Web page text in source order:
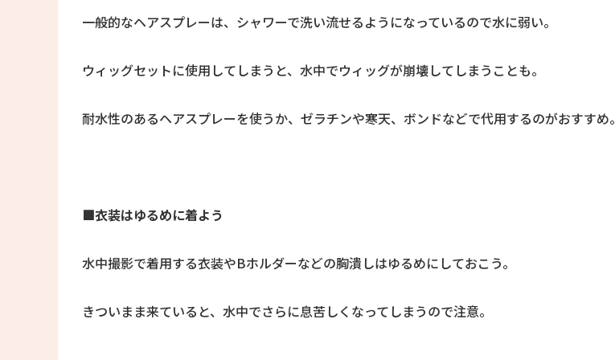
一般的なヘアスプレーは、シャワーで洗い流せるようになっているので水に弱い。
ウィッグセットに使用してしまうと、水中でウィッグが崩壊してしまうことも。
耐水性のあるヘアスプレーを使うか、ゼラチンや寒天、ボンドなどで代用するのがおすすめ。
■衣装はゆるめに着よう
水中撮影で着用する衣装やBホルダーなどの胸潰しはゆるめにしておこう。
きついまま来ていると、水中でさらに息苦しくなってしまうので注意。